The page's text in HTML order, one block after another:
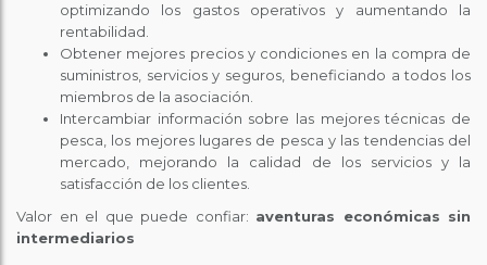
optimizando los gastos operativos y aumentando la
rentabilidad.
Obtener mejores precios y condiciones en la compra de
suministros, servicios y seguros, beneficiando a todos los
miembros de la asociación.
Intercambiar información sobre las mejores técnicas de
pesca, los mejores lugares de pesca y las tendencias del
mercado, mejorando la calidad de los servicios y la
satisfacción de los clientes.
Valor en el que puede confiar: aventuras económicas sin
intermediarios